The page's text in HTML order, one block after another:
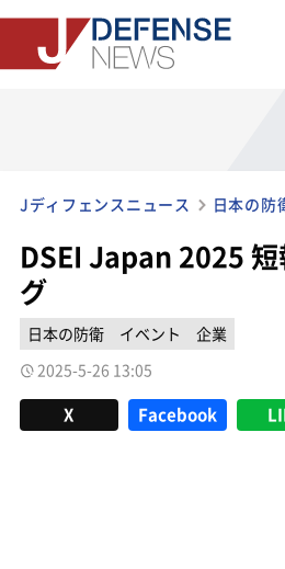
Jディフェンスニュース 日本の防
DSEI Japan 2025
グ
日本の防衛 イベント
企業
2025-5-26 13:05
X Facebook